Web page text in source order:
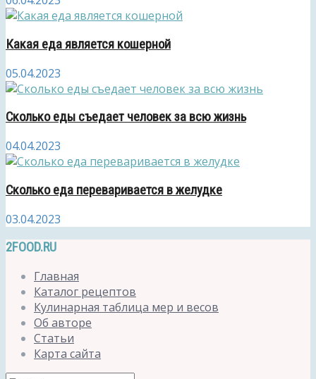
Какая еда является кошерной
05.04.2023
Сколько еды съедает человек за всю жизнь
04.04.2023
Сколько еда переваривается в желудке
03.04.2023
2FOOD.RU
Главная
Каталог рецептов
Кулинарная таблица мер и весов
Об авторе
Статьи
Карта сайта